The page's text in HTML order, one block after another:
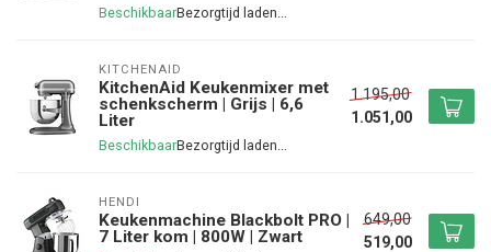
Beschikbaar
KITCHENAID
KitchenAid Keukenmixer met
schenkscherm | Grijs | 6,6
Liter
Beschikbaar
1.195,00
1.051,00
HENDI
Keukenmachine Blackbolt PRO |
7 Liter kom | 800W | Zwart
649,00
519,00